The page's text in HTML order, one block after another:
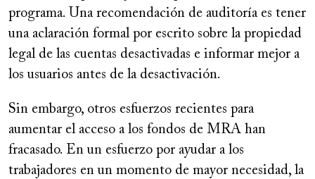
programa. Una recomendación de auditoría es tener
una aclaración formal por escrito sobre la propiedad
legal de las cuentas desactivadas e informar mejor a
los usuarios antes de la desactivación.
Sin embargo, otros esfuerzos recientes para
aumentar el acceso a los fondos de MRA han
fracasado. En un esfuerzo por ayudar a los
trabajadores en un momento de mayor necesidad, la